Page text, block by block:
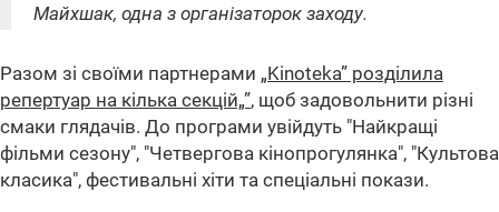
Майхшак, одна з організаторок заходу.
Разом зі своїми партнерами „Kinoteka” розділила
репертуар на кілька секцій„”, щоб задовольнити різні
смаки глядачів. До програми увійдуть "Найкращі
фільми сезону", "Четвергова кінопрогулянка", "Культова
класика", фестивальні хіти та спеціальні покази.